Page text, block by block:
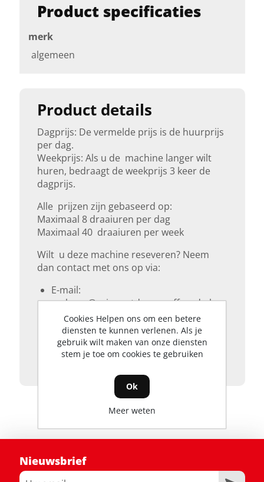
Product details
Dagprijs: De vermelde prijs is de huurprijs
per dag.
Weekprijs: Als u de machine langer wilt
huren, bedraagt de weekprijs 3 keer de
dagprijs.
Alle prijzen zijn gebaseerd op:
Maximaal 8 draaiuren per dag
Maximaal 40 draaiuren per week
Wilt u deze machine reseveren? Neem
dan contact met ons op via:
E-mail:
verkoop@prinsoutdoorenoffroad.nl
Telefoon: 038-3557653
Contactformulier
Onzeverhuurvoorwaardenzijn hierop
Product specificaties
merk
algemeen
Nieuwsbrief
Cookies Helpen ons om een betere
diensten te kunnen verlenen. Als je
gebruik wilt maken van onze diensten
stem je toe om cookies te gebruiken
Ok
Meer weten